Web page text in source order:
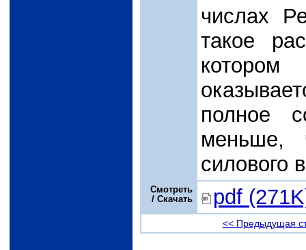
числах
такое
полное
меньше,
силового
Смотреть
/ Скачать
pdf
<< Предыдущая